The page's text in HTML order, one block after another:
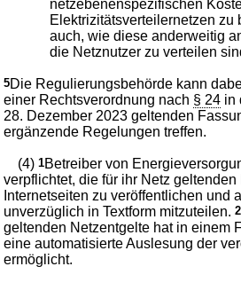
netzebenenspezifischen
Elektrizitätsverteilernetzen zu
auch, wie diese anderweitig
die Netznutzer zu verteilen
5Die Regulierungsbehörde kann
einer Rechtsverordnung nach § 24 in
28. Dezember 2023 geltenden
ergänzende Regelungen treffen.
(4)1Betreiber von
verpflichtet, die für ihr Netz
Internetseiten zu veröffentlichen und
unverzüglich in Textform mitzuteilen.2
geltenden Netzentgelte hat in einem
eine automatisierte Auslesung der
ermöglicht.